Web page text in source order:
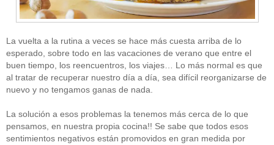
La vuelta a la rutina a veces se hace más cuesta arriba de lo
esperado, sobre todo en las vacaciones de verano que entre el
buen tiempo, los reencuentros, los viajes… Lo más normal es que
al tratar de recuperar nuestro día a día, sea difícil reorganizarse de
nuevo y no tengamos ganas de nada.
La solución a esos problemas la tenemos más cerca de lo que
pensamos, en nuestra propia cocina!! Se sabe que todos esos
sentimientos negativos están promovidos en gran medida por